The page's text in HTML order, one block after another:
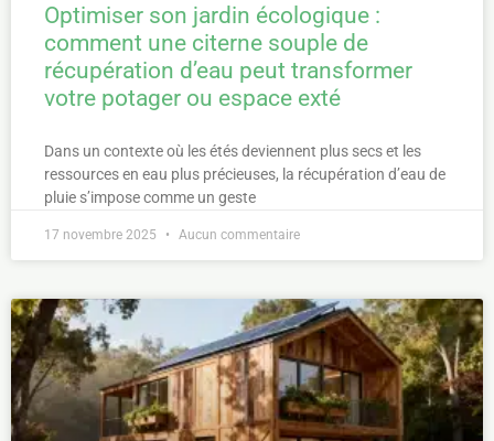
Optimiser son jardin écologique :
comment une citerne souple de
récupération d’eau peut transformer
votre potager ou espace exté
Dans un contexte où les étés deviennent plus secs et les
ressources en eau plus précieuses, la récupération d’eau de
pluie s’impose comme un geste
17 novembre 2025 Aucun commentaire